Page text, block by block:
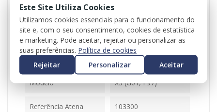
Referência 103300
Disponível 1 Item
Ficha Informativa
Modelo X3 (G01, F97)
Referência Atena 103300
Este Site Utiliza Cookies
Utilizamos cookies essenciais para o funcionamento do
site e, com o seu consentimento, cookies de estatística
e marketing. Pode aceitar, rejeitar ou personalizar as
suas preferências. Política de cookies
Rejeitar
Personalizar Aceitar